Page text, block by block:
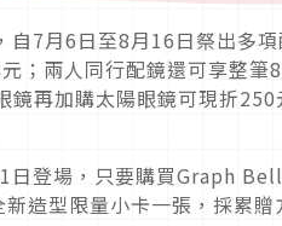
自7月6日至8月16日祭出多
兩人同行配鏡還可享整筆
再加購太陽眼鏡可現折
登場，只要購買Graph
造型限量小卡一張，採累贈